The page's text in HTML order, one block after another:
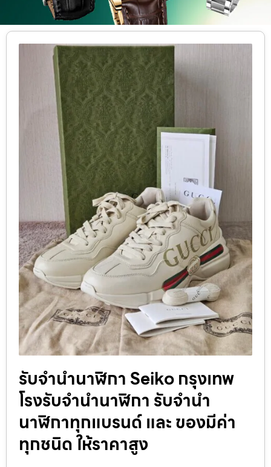
รับจํานํานาฬิกา Seiko กรุงเทพ
โรงรับจำนำนาฬิกา รับจำนำ
นาฬิกาทุกแบรนด์ และ ของมีค่า
ทุกชนิด ให้ราคาสูง